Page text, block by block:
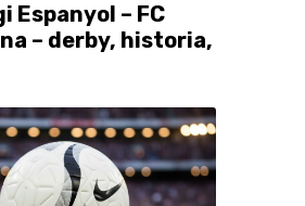
Espanyol – FC
– derby, historia,